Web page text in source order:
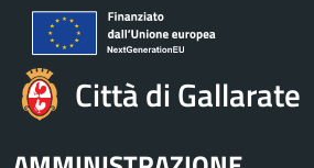
Città di Gallarate